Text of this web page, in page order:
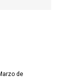
de